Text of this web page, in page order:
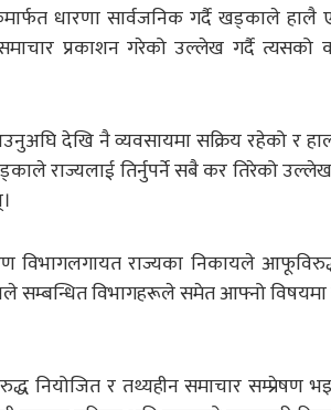
धारणा सार्वजनिक गर्दै खड्काले हालै
प्रकाशन गरेको उल्लेख गर्दै त्यसको
देखि नै व्यवसायमा सक्रिय रहेको र
राज्यलाई तिर्नुपर्ने सबै कर तिरेको
विभागलगायत राज्यका निकायले
सम्बन्धित विभागहरूले समेत आफ्नो
नियोजित र तथ्यहीन समाचार